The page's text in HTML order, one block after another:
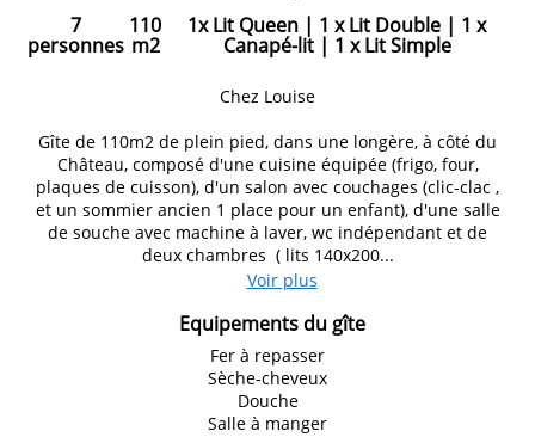
7
personnes
110
m2
1x Lit Queen | 1 x Lit Double | 1 x
Canapé-lit| 1 x Lit Simple
Chez Louise
Gîte de 110m2 de plein pied, dans une longère, à côté du
Château, composé d'une cuisine équipée (frigo, four,
plaques de cuisson), d'un salon avec couchages (clic-clac ,
et un sommier ancien 1 place pour un enfant), d'une salle
de souche avec machine à laver, wc indépendant et de
deux chambres ( lits 140x200...
Voir plus
Equipements du gîte
Fer à repasser
Sèche-cheveux
Douche
Salle à manger